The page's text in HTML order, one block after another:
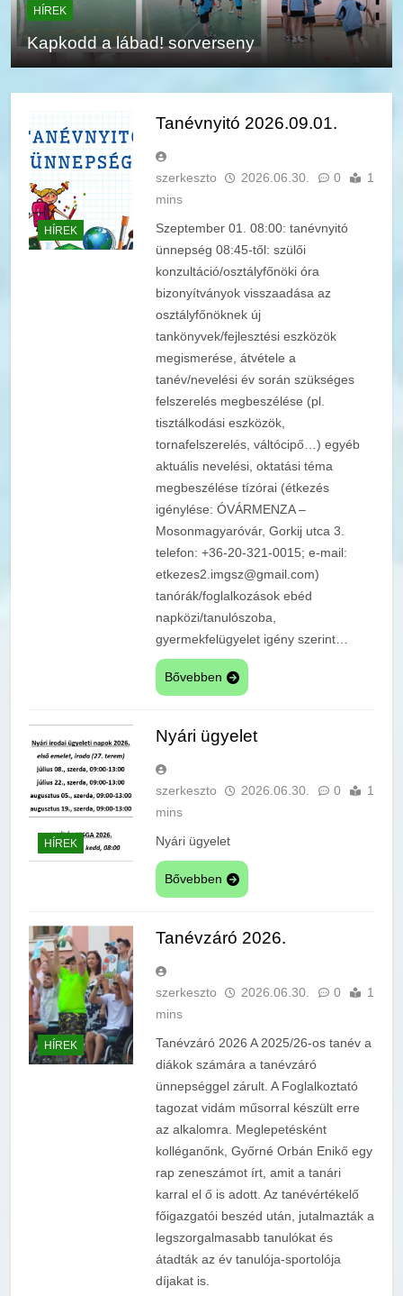
HÍREK
Kapkodd a lábad! sorverseny
HÍREK
Tanévnyitó 2026.09.01.
szerkeszto 2026.06.30. 0
1
mins
Szeptember 01. 08:00: tanévnyitó
ünnepség 08:45-től: szülői
konzultáció/osztályfőnöki óra
bizonyítványok visszaadása az
osztályfőnöknek új
tankönyvek/fejlesztési eszközök
megismerése, átvétele a
tanév/nevelési év során szükséges
felszerelés megbeszélése (pl.
tisztálkodási eszközök,
tornafelszerelés, váltócipő…) egyéb
aktuális nevelési, oktatási téma
megbeszélése tízórai (étkezés
igénylése: ÓVÁRMENZA –
Mosonmagyaróvár, Gorkij utca 3.
telefon: +36-20-321-0015; e-mail:
etkezes2.imgsz@gmail.com)
tanórák/foglalkozások ebéd
napközi/tanulószoba,
gyermekfelügyelet igény szerint…
Bővebben
HÍREK
Nyári ügyelet
szerkeszto 2026.06.30. 0
1
mins
Nyári ügyelet
Bővebben
HÍREK
Tanévzáró 2026.
szerkeszto 2026.06.30. 0
1
mins
Tanévzáró 2026 A 2025/26-os tanév a
diákok számára a tanévzáró
ünnepséggel zárult. A Foglalkoztató
tagozat vidám műsorral készült erre
az alkalomra. Meglepetésként
kolléganőnk, Győrné Orbán Enikő egy
rap zeneszámot írt, amit a tanári
karral el ő is adott. Az tanévértékelő
főigazgatói beszéd után, jutalmazták a
legszorgalmasabb tanulókat és
átadták az év tanulója-sportolója
díjakat is.